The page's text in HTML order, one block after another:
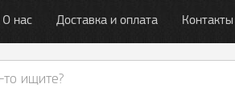
О нас Доставка и оплата Контакты